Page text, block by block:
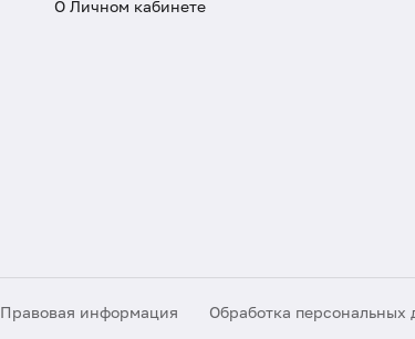
О Личном кабинете
Правовая информация Обработка персональных